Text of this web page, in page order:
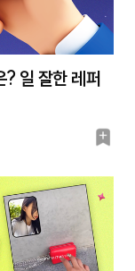
일 잘한 레퍼
북
크